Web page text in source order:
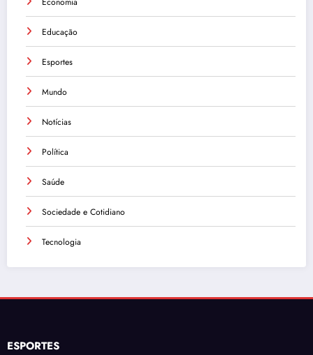
Educação
Esportes
Mundo
Notícias
Política
Saúde
Sociedade e Cotidiano
Tecnologia
ESPORTES